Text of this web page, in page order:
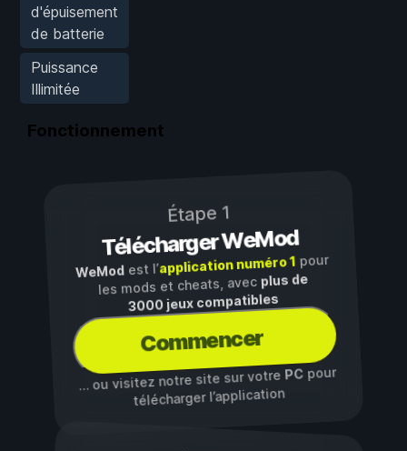
d'épuisement
de batterie
Puissance
Illimitée
Fonctionnement
Étape 1
Télécharger WeMod
WeModest l’application numéro 1pour
les mods et cheats, avec plus de
3000 jeux compatibles
Commencer
… ou visitez notre site sur votre PCpour
télécharger l’application